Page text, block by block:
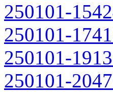
250101-
250101-
250101-
250101-